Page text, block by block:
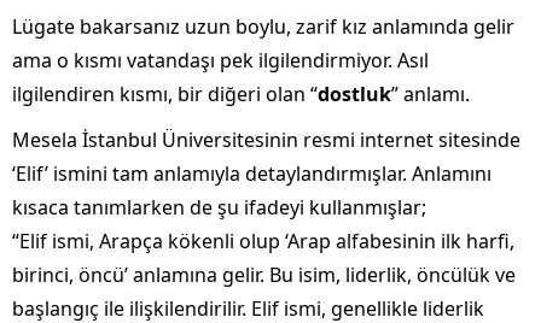
Lügate bakarsanız uzun boylu, zarif kız anlamında gelir
ama o kısmı vatandaşı pek ilgilendirmiyor. Asıl
ilgilendiren kısmı, bir diğeri olan “dostluk” anlamı.
Mesela İstanbul Üniversitesinin resmi internet sitesinde
‘Elif’ ismini tam anlamıyla detaylandırmışlar. Anlamını
kısaca tanımlarken de şu ifadeyi kullanmışlar;
“Elif ismi, Arapça kökenli olup ‘Arap alfabesinin ilk harfi,
birinci, öncü’ anlamına gelir. Bu isim, liderlik, öncülük ve
başlangıç ile ilişkilendirilir. Elif ismi, genellikle liderlik